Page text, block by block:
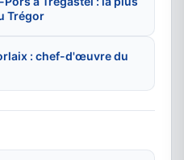
Trégor
: chef-d'œuvre du